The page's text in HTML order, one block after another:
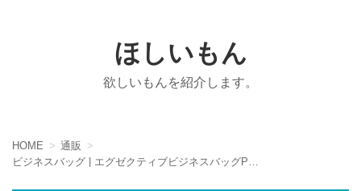
ほしいもん
欲しいもんを紹介します。
HOME
通販